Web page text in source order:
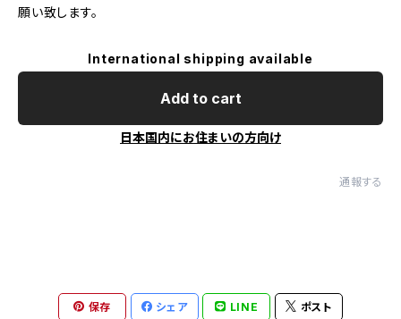
願い致します。
International shipping available
Add to cart
日本国内にお住まいの方向け
通報する
保存 シェア LINE ポスト